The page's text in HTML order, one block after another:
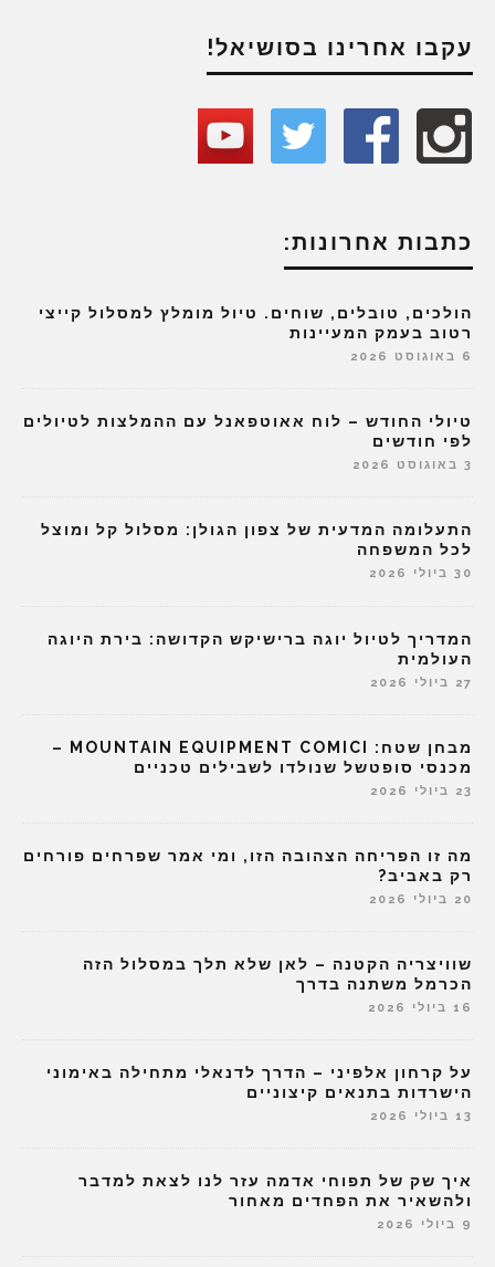
עקבו אחרינו בסושיאל!
כתבות אחרונות:
הולכים, טובלים, שוחים. טיול מומלץ למסלול קייצי
רטוב בעמק המעיינות
6 באוגוסט 2026
טיולי החודש – לוח אאוטפאנל עם ההמלצות לטיולים
לפי חודשים
3 באוגוסט 2026
התעלומה המדעית של צפון הגולן: מסלול קל ומוצל
לכל המשפחה
30 ביולי 2026
המדריך לטיול יוגה ברישיקש הקדושה: בירת היוגה
העולמית
27 ביולי 2026
מבחן שטח: MOUNTAIN EQUIPMENT COMICI –
מכנסי סופטשל שנולדו לשבילים טכניים
23 ביולי 2026
מה זו הפריחה הצהובה הזו, ומי אמר שפרחים פורחים
רק באביב?
20 ביולי 2026
שוויצריה הקטנה – לאן שלא תלך במסלול הזה
הכרמל משתנה בדרך
16 ביולי 2026
על קרחון אלפיני – הדרך לדנאלי מתחילה באימוני
הישרדות בתנאים קיצוניים
13 ביולי 2026
איך שק של תפוחי אדמה עזר לנו לצאת למדבר
ולהשאיר את הפחדים מאחור
9 ביולי 2026